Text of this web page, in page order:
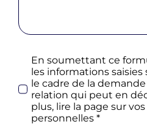
En soumettant ce
les informations
le cadre de la
relation qui peut en
plus, lire la page sur
personnelles *